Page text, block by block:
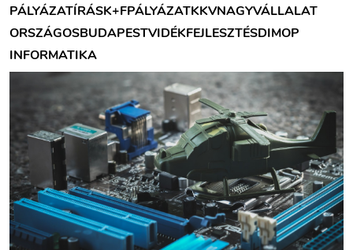
PÁLYÁZATÍRÁSK+FPÁLYÁZATKKVNAGYVÁLLALAT
ORSZÁGOSBUDAPESTVIDÉKFEJLESZTÉSDIMOP
INFORMATIKA